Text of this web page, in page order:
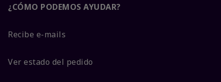
¿CÓMO PODEMOS AYUDAR?
Recibe e-mails
Ver estado del pedido